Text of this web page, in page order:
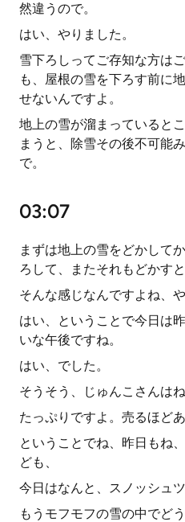
然違うので。
はい、やりました。
雪下ろしってご存知な方は
も、屋根の雪を下ろす前に
せないんですよ。
地上の雪が溜まっていると
まうと、除雪その後不可能
で。
03:07
まずは地上の雪をどかして
ろして、またそれもどかすと
そんな感じなんですよね、
はい、ということで今日は
いな午後ですね。
はい、でした。
そうそう、じゅんこさんは
たっぷりですよ。売るほどあ
ということでね、昨日もね
ども、
今日はなんと、スノッシュ
もうモフモフの雪の中でど